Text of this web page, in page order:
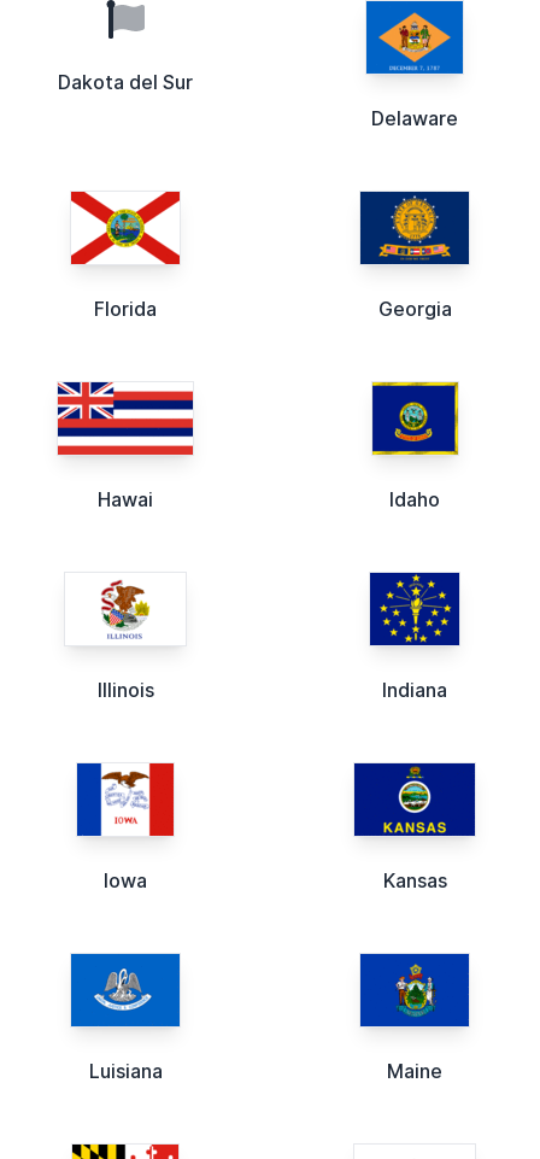
Dakota del Sur
Delaware
Florida Georgia
Hawai Idaho
Illinois Indiana
Iowa Kansas
Luisiana Maine